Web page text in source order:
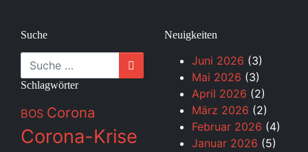
Suche
Suche
Schlagwörter
BOS Corona
Corona-Krise
Neuigkeiten
Juni 2026 (3)
Mai 2026 (3)
April 2026 (2)
März 2026 (2)
Februar 2026 (4)
Januar 2026 (5)